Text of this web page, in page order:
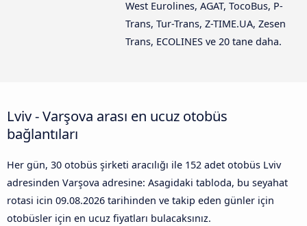
West Eurolines, AGAT, TocoBus, P-
Trans, Tur-Trans, Z-TIME.UA, Zesen
Trans, ECOLINES ve 20 tane daha.
Lviv - Varşova arası en ucuz otobüs
bağlantıları
Her gün, 30 otobüs şirketi aracılığı ile 152 adet otobüs Lviv
adresinden Varşova adresine: Asagidaki tabloda, bu seyahat
rotasi icin 09.08.2026 tarihinden ve takip eden günler için
otobüsler için en ucuz fiyatları bulacaksınız.